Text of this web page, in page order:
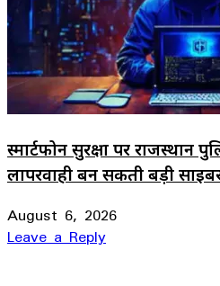
स्मार्टफोन सुरक्षा पर राजस्थान
लापरवाही बन सकती बड़ी
August 6, 2026
Leave a Reply